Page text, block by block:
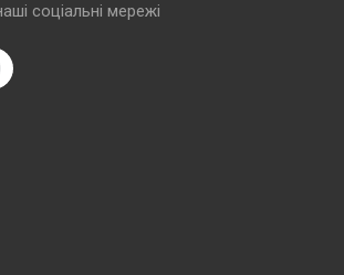
соціальні мережі